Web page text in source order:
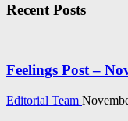
Recent Posts
Feelings Post –
Editorial Team